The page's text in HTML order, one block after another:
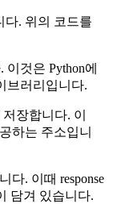
다. 위의 코드를
것은 Python에
브러리입니다.
장합니다. 이
하는 주소입니
다. 이때 response
담겨 있습니다.